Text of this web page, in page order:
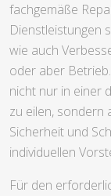
fachgemäße
Dienstleistungen
wie auch
oder aber
nicht nur in einer
zu eilen, sondern
Sicherheit und
individuellen
Für den